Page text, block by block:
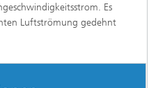
Es
Luftströmung gedehnt